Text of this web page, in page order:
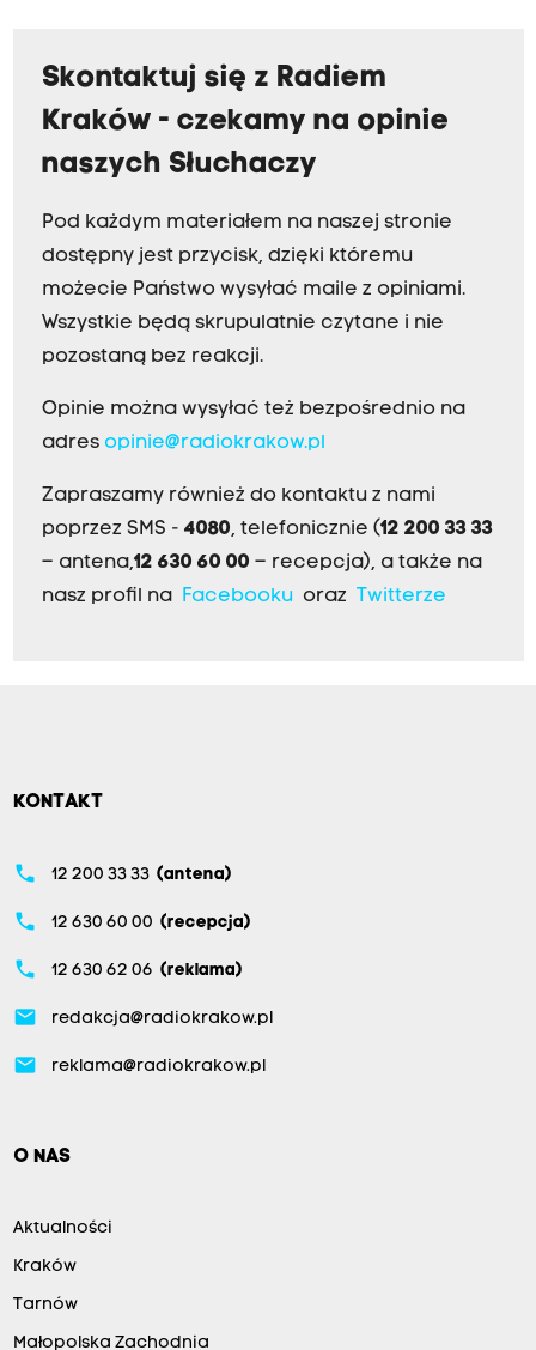
Skontaktuj się z Radiem
Kraków - czekamy na opinie
naszych Słuchaczy
Pod każdym materiałem na naszej stronie
dostępny jest przycisk, dzięki któremu
możecie Państwo wysyłać maile z opiniami.
Wszystkie będą skrupulatnie czytane i nie
pozostaną bez reakcji.
Opinie można wysyłać też bezpośrednio na
adres opinie@radiokrakow.pl
Zapraszamy również do kontaktu z nami
poprzez SMS - 4080, telefonicznie (12 200 33 33
– antena,12 630 60 00 – recepcja), a także na
nasz profil na Facebookuoraz Twitterze
KONTAKT
phone 12 200 33 33 (antena)
phone 12 630 60 00 (recepcja)
phone 12 630 62 06 (reklama)
email redakcja@radiokrakow.pl
email reklama@radiokrakow.pl
O NAS
Aktualności
Kraków
Tarnów
Małopolska Zachodnia